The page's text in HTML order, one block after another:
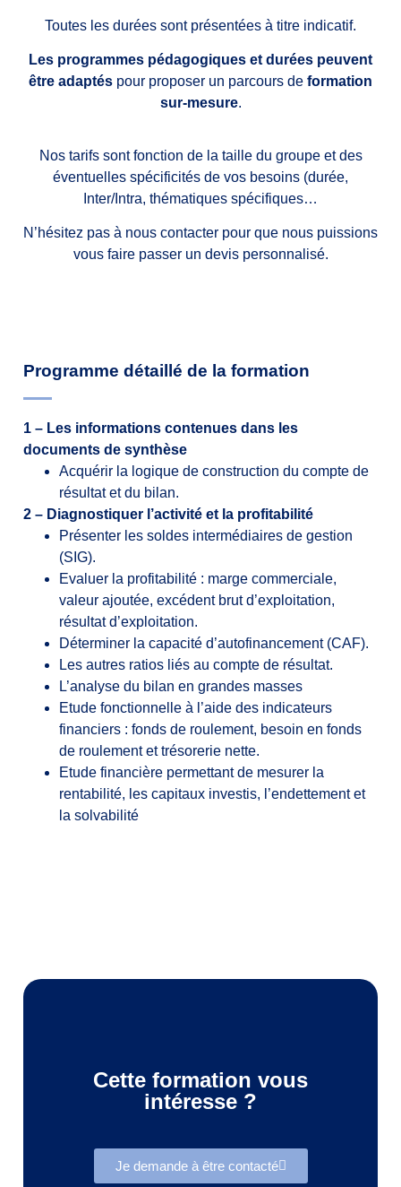
Toutes les durées sont présentées à titre indicatif.
Les programmes pédagogiques et durées peuvent
être adaptés pour proposer un parcours de formation
sur-mesure.
Nos tarifs sont fonction de la taille du groupe et des
éventuelles spécificités de vos besoins (durée,
Inter/Intra, thématiques spécifiques…
N’hésitez pas à nous contacter pour que nous puissions
vous faire passer un devis personnalisé.
Programme détaillé de la formation
1 – Les informations contenues dans les
documents de synthèse
Acquérir la logique de construction du compte de
résultat et du bilan.
2 – Diagnostiquer l’activité et la profitabilité
Présenter les soldes intermédiaires de gestion
(SIG).
Evaluer la profitabilité : marge commerciale,
valeur ajoutée, excédent brut d’exploitation,
résultat d’exploitation.
Déterminer la capacité d’autofinancement (CAF).
Les autres ratios liés au compte de résultat.
L’analyse du bilan en grandes masses
Etude fonctionnelle à l’aide des indicateurs
financiers : fonds de roulement, besoin en fonds
de roulement et trésorerie nette.
Etude financière permettant de mesurer la
rentabilité, les capitaux investis, l’endettement et
la solvabilité
Cette formation vous
intéresse ?
Je demande à être contacté